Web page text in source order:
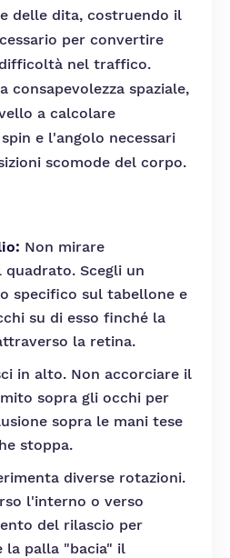
delle dita, costruendo il
per convertire
nel traffico.
consapevolezza spaziale,
a calcolare
e l'angolo necessari
scomode del corpo.
Non mirare
quadrato. Scegli un
specifico sul tabellone e
su di esso finché la
la retina.
in alto. Non accorciare il
sopra gli occhi per
sopra le mani tese
stoppa.
diverse rotazioni.
l'interno o verso
del rilascio per
la palla "bacia" il